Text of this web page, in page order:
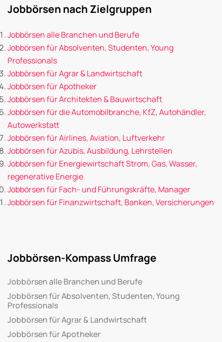
Jobbörsen nach Zielgruppen
Jobbörsen alle Branchen und Berufe
Jobbörsen für Absolventen, Studenten, Young
Professionals
Jobbörsen für Agrar & Landwirtschaft
Jobbörsen für Apotheker
Jobbörsen für Architekten & Bauwirtschaft
Jobbörsen für die Automobilbranche, KfZ, Autohändler,
Autowerkstatt
Jobbörsen für Airlines, Aviation, Luftverkehr
Jobbörsen für Azubis, Ausbildung, Lehrstellen
Jobbörsen für Energiewirtschaft Strom, Gas, Wasser,
regenerative Energie
Jobbörsen für Fach- und Führungskräfte, Manager
Jobbörsen für Finanzwirtschaft, Banken, Versicherungen
Jobbörsen-Kompass Umfrage
Jobbörsen alle Branchen und Berufe
Jobbörsen für Absolventen, Studenten, Young
Professionals
Jobbörsen für Agrar & Landwirtschaft
Jobbörsen für Apotheker